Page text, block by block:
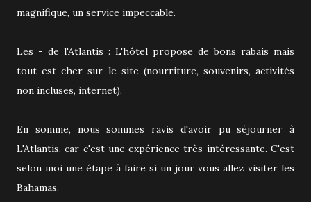
magnifique, un service impeccable.
Les - de l'Atlantis : L'hôtel propose de bons rabais mais
tout est cher sur le site (nourriture, souvenirs, activités
non incluses, internet).
En somme, nous sommes ravis d'avoir pu séjourner à
L'Atlantis, car c'est une expérience très intéressante. C'est
selon moi une étape à faire si un jour vous allez visiter les
Bahamas.